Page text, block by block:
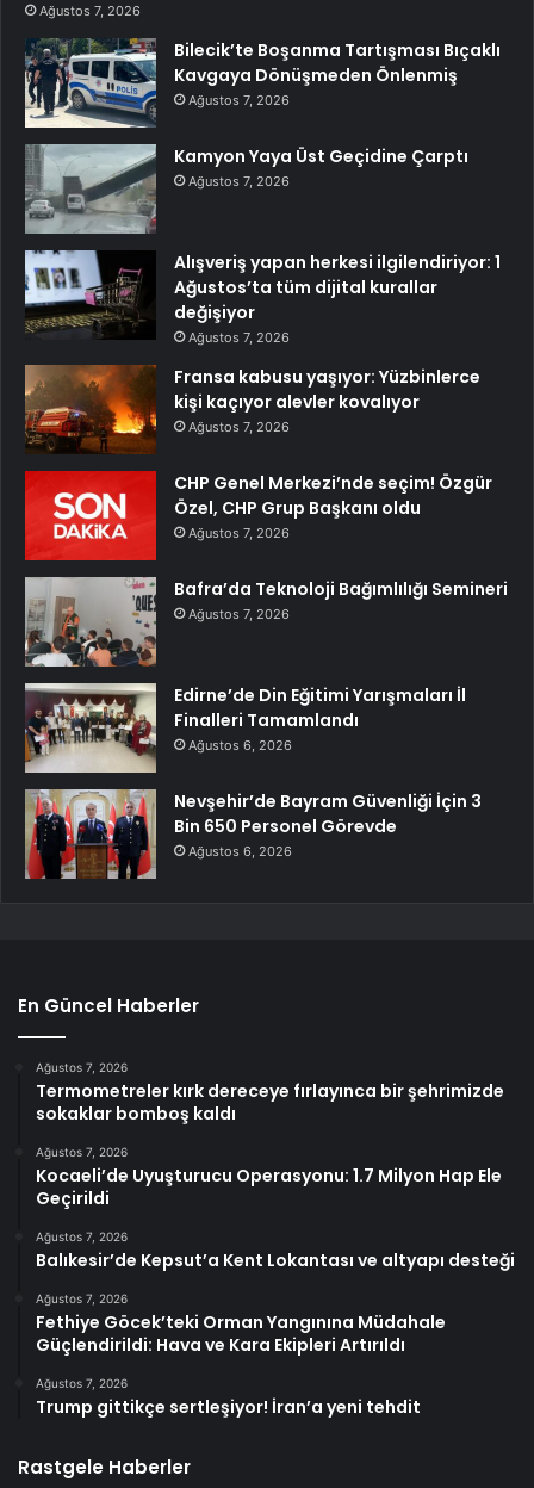
Ağustos 7, 2026
Bilecik’te Boşanma Tartışması Bıçaklı
Kavgaya Dönüşmeden Önlenmiş
Ağustos 7, 2026
Kamyon Yaya Üst Geçidine Çarptı
Ağustos 7, 2026
Alışveriş yapan herkesi ilgilendiriyor: 1
Ağustos’ta tüm dijital kurallar
değişiyor
Ağustos 7, 2026
Fransa kabusu yaşıyor: Yüzbinlerce
kişi kaçıyor alevler kovalıyor
Ağustos 7, 2026
CHP Genel Merkezi’nde seçim! Özgür
Özel, CHP Grup Başkanı oldu
Ağustos 7, 2026
Bafra’da Teknoloji Bağımlılığı Semineri
Ağustos 7, 2026
Edirne’de Din Eğitimi Yarışmaları İl
Finalleri Tamamlandı
Ağustos 6, 2026
Nevşehir’de Bayram Güvenliği İçin 3
Bin 650 Personel Görevde
Ağustos 6, 2026
En Güncel Haberler
Ağustos 7, 2026
Termometreler kırk dereceye fırlayınca bir şehrimizde
sokaklar bomboş kaldı
Ağustos 7, 2026
Kocaeli’de Uyuşturucu Operasyonu: 1.7 Milyon Hap Ele
Geçirildi
Ağustos 7, 2026
Balıkesir’de Kepsut’a Kent Lokantası ve altyapı desteği
Ağustos 7, 2026
Fethiye Göcek’teki Orman Yangınına Müdahale
Güçlendirildi: Hava ve Kara Ekipleri Artırıldı
Ağustos 7, 2026
Trump gittikçe sertleşiyor! İran’a yeni tehdit
Rastgele Haberler